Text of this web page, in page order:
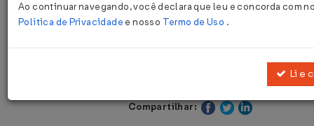
30/10/2017
Publicado no DOU em 31 out 2017
Compartilhar:
Ao continuar navegando, você declara que leu e concorda com
Política de Privacidade e nosso Termo de Uso .
Li e